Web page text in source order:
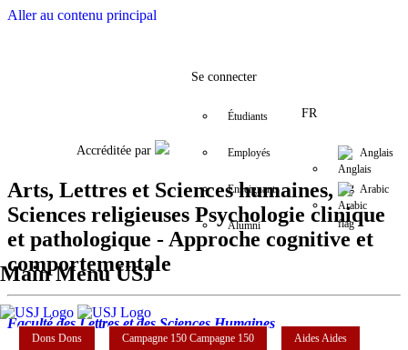
Aller au contenu principal
Facebook
Accréditée par
Se connecter
Étudiants
Employés
Enseignants
Alumni
FR
Anglais
Arabic
Main Menu USJ
Dons Dons Campagne 150 Campagne 150 AidesAides
Arts, Lettres et Sciences humaines,
Sciences religieuses Psychologie clinique
et pathologique - Approche cognitive et
comportementale
Faculté des Lettres et des Sciences Humaines